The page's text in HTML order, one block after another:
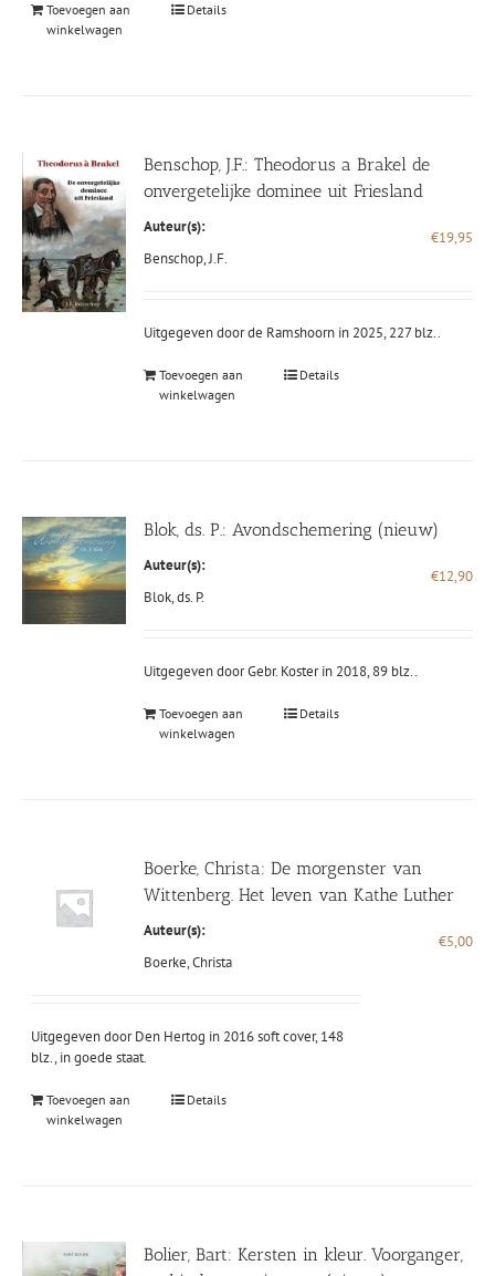
Toevoegen aan
winkelwagen
Details
Benschop, J.F.: Theodorus a Brakel de
onvergetelijke dominee uit Friesland
Auteur(s):
Benschop, J.F.
€19,95
Uitgegeven door de Ramshoorn in 2025, 227 blz..
Toevoegen aan
winkelwagen
Details
Blok, ds. P.: Avondschemering (nieuw)
Auteur(s):
Blok, ds. P.
€12,90
Uitgegeven door Gebr. Koster in 2018, 89 blz..
Toevoegen aan
winkelwagen
Details
Boerke, Christa: De morgenster van
Wittenberg. Het leven van Kathe Luther
Auteur(s):
Boerke, Christa
€5,00
Uitgegeven door Den Hertog in 2016 soft cover, 148
blz., in goede staat.
Toevoegen aan
winkelwagen
Details
Bolier, Bart: Kersten in kleur. Voorganger,